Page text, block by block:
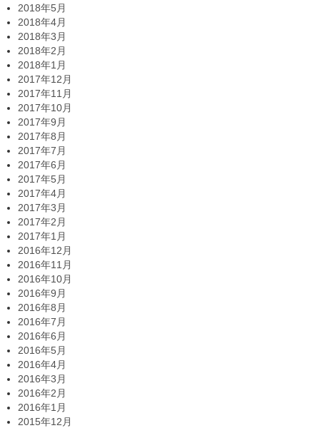
2018年5月
2018年4月
2018年3月
2018年2月
2018年1月
2017年12月
2017年11月
2017年10月
2017年9月
2017年8月
2017年7月
2017年6月
2017年5月
2017年4月
2017年3月
2017年2月
2017年1月
2016年12月
2016年11月
2016年10月
2016年9月
2016年8月
2016年7月
2016年6月
2016年5月
2016年4月
2016年3月
2016年2月
2016年1月
2015年12月